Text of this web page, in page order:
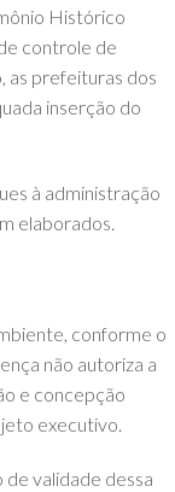
Histórico
controle de
as prefeituras dos
inserção do
à administração
elaborados.
conforme o
não autoriza a
e concepção
executivo.
validade dessa